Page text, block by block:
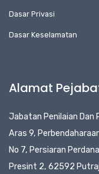
Dasar Privasi
Dasar Keselamatan
Alamat
Jabatan Penilaian Dan
Aras 9,
No 7, Persiaran
Presint 2, 62592